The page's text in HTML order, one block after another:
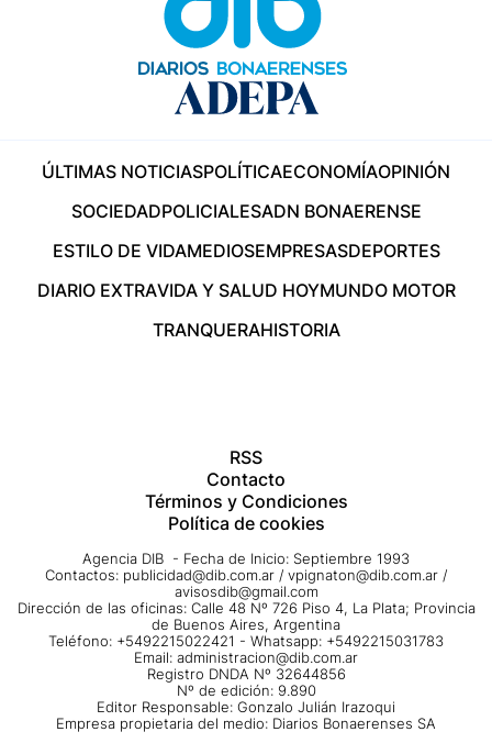
ÚLTIMAS NOTICIASPOLÍTICAECONOMÍAOPINIÓN
SOCIEDADPOLICIALESADN BONAERENSE
ESTILO DE VIDAMEDIOSEMPRESASDEPORTES
DIARIO EXTRAVIDA Y SALUD HOYMUNDO MOTOR
TRANQUERAHISTORIA
RSS
Contacto
Términos y Condiciones
Política de cookies
Agencia DIB - Fecha de Inicio: Septiembre 1993
Contactos: publicidad@dib.com.ar / vpignaton@dib.com.ar /
avisosdib@gmail.com
Dirección de las oficinas: Calle 48 Nº 726 Piso 4, La Plata; Provincia
de Buenos Aires, Argentina
Teléfono: +5492215022421 - Whatsapp: +5492215031783
Email: administracion@dib.com.ar
Registro DNDA Nº 32644856
Nº de edición: 9.890
Editor Responsable: Gonzalo Julián Irazoqui
Empresa propietaria del medio: Diarios Bonaerenses SA